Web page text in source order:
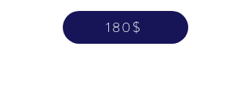
180$